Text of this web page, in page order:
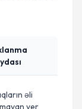
əli
yer